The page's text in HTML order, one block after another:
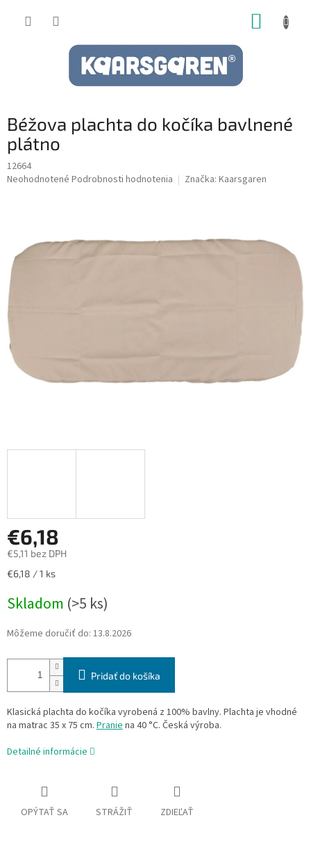
Béžova plachta do kočíka bavlnené
plátno
12664
Priemerné
hviezdičiek.
Neohodnotené Podrobnosti hodnotenia Značka: Kaarsgaren
€6,18
€5,11 bez DPH
Jednotková
€6,18 / 1 ks
Skladom (>5 ks)
Môžeme doručiť do: 13.8.2026
Pridať do košíka
Klasická plachta do kočíka vyrobená z 100% bavlny. Plachta je vhodné
na matrac 35 x 75 cm. Praniena 40 °C. Česká výroba.
Detailné informácie
OPÝTAŤ SA STRÁŽIŤ ZDIEĽAŤ